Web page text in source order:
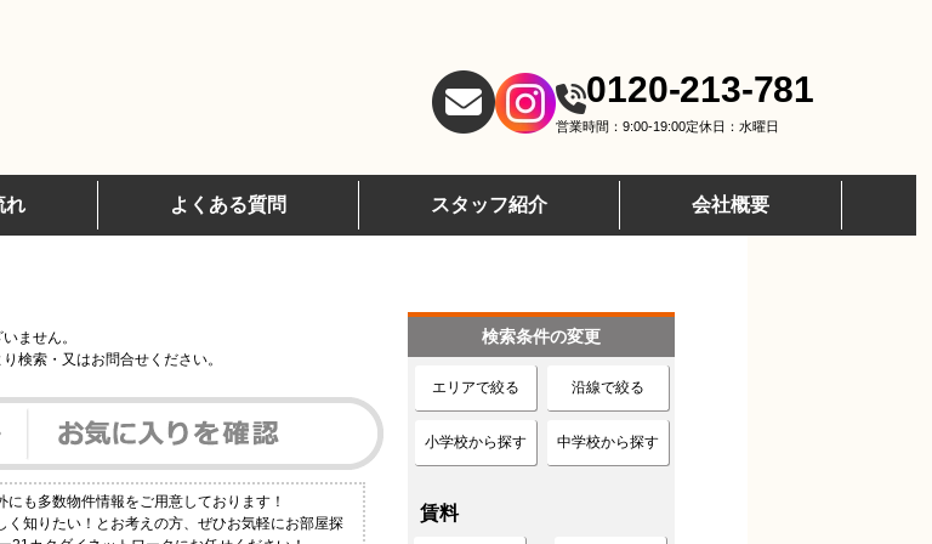
0120-213-781
営業時間：9:00-19:00定休日：水曜日
れ よくある質問 スタッフ紹介 会社概要
ません。
検索・又はお問合せください。
も多数物件情報をご用意しております！
知りたい！とお考えの方、ぜひお気軽にお部屋探
検索条件の変更
エリアで絞る 沿線で絞る
小学校から探す 中学校から探す
賃料